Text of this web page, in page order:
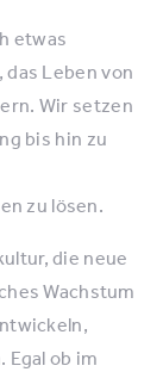
etwas
Leben von
Wir setzen
bis hin zu
zu lösen.
die neue
Wachstum
ob im